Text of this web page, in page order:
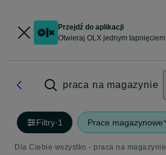
Przejdź do aplikacji
Otwieraj OLX jednym tapnięciem
praca na magazynie
Filtry·1 Prace magazynowe